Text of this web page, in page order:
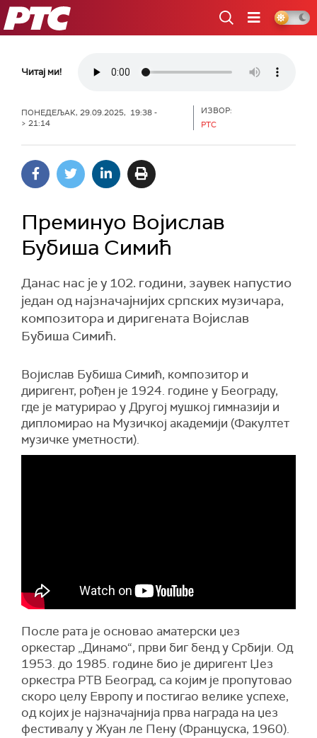
РТС
Читај ми!
ПОНЕДЕЉАК, 29.09.2025, 19:38 -
> 21:14
ИЗВОР:
РТС
Преминуо Војислав
Бубиша Симић
Данас нас је у 102. години, заувек напустио
један од најзначајнијих српских музичара,
композитора и диригената Војислав
Бубиша Симић.
Војислав Бубиша Симић, композитор и
диригент, рођен је 1924. године у Београду,
где је матурирао у Другој мушкој гимназији и
дипломирао на Музичкој академији (Факултет
музичке уметности).
После рата је основао аматерски џез
оркестар „Динамо“, први биг бенд у Србији. Од
1953. до 1985. године био је диригент Џез
оркестра РТВ Београд, са којим је пропутовао
скоро целу Европу и постигао велике успехе,
од којих је најзначајнија прва награда на џез
фестивалу у Жуан ле Пену (Француска, 1960).